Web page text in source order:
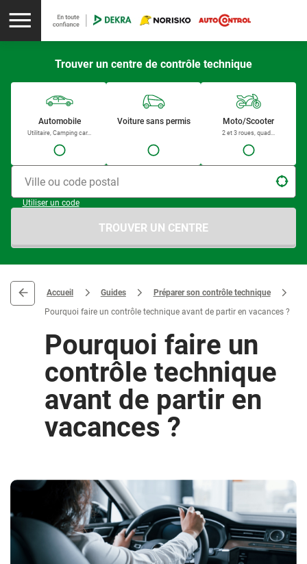
Trouver un centre de contrôle technique
Automobile
Utilitaire, Camping car...
Voiture sans permis Moto/Scooter
2 et 3 roues, quad...
Ville ou code postal
Utiliser un code
TROUVER UN CENTRE
Accueil Guides
Préparer son contrôle technique
Pourquoi faire un contrôle technique avant de partir en vacances ?
Pourquoi faire un
contrôle technique
avant de partir en
vacances ?